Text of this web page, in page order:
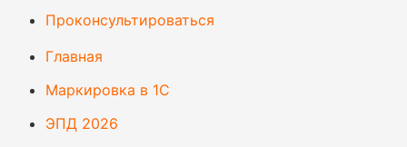
Проконсультироваться
Главная
Маркировка в 1С
ЭПД 2026